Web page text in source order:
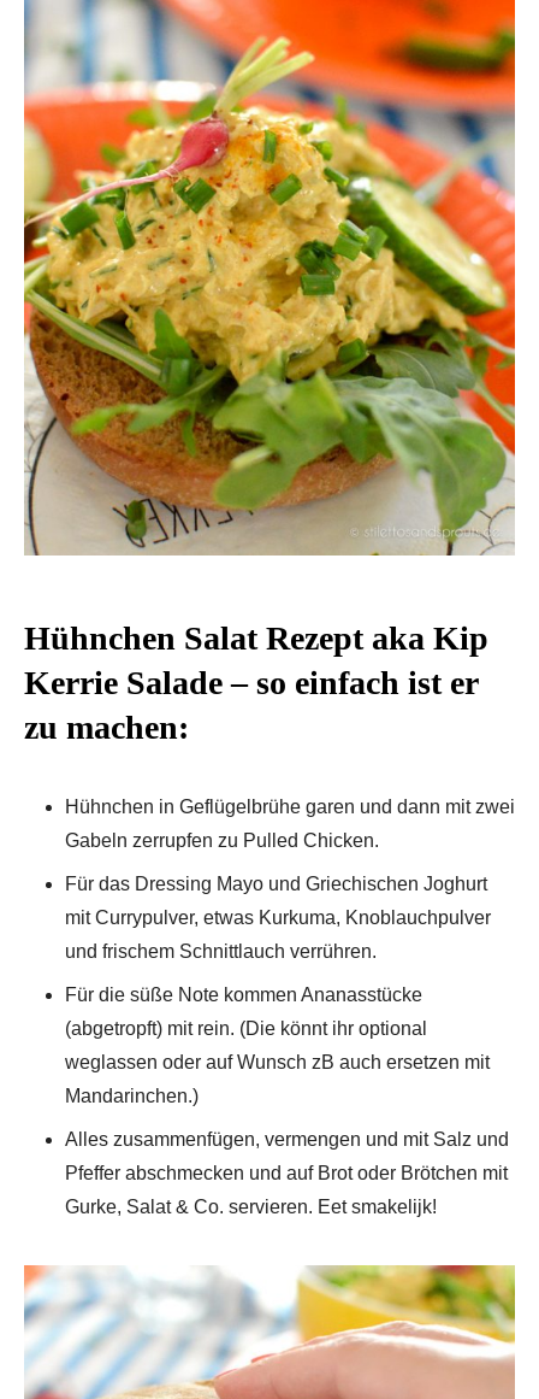
Hühnchen Salat Rezept aka Kip
Kerrie Salade – so einfach ist er
zu machen:
Hühnchen in Geflügelbrühe garen und dann mit zwei
Gabeln zerrupfen zu Pulled Chicken.
Für das Dressing Mayo und Griechischen Joghurt
mit Currypulver, etwas Kurkuma, Knoblauchpulver
und frischem Schnittlauch verrühren.
Für die süße Note kommen Ananasstücke
(abgetropft) mit rein. (Die könnt ihr optional
weglassen oder auf Wunsch zB auch ersetzen mit
Mandarinchen.)
Alles zusammenfügen, vermengen und mit Salz und
Pfeffer abschmecken und auf Brot oder Brötchen mit
Gurke, Salat & Co. servieren. Eet smakelijk!